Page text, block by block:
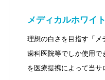
メディカルホワイ
理想の白さを目指す「メ
歯科医院等でしか使用で
を医療提携によって当サ